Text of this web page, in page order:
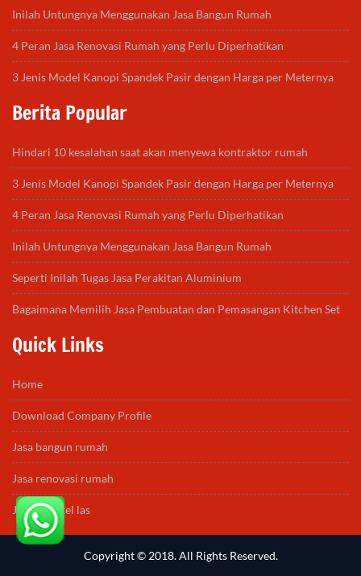
Inilah Untungnya Menggunakan Jasa Bangun Rumah
4 Peran Jasa Renovasi Rumah yang Perlu Diperhatikan
3 Jenis Model Kanopi Spandek Pasir dengan Harga per Meternya
Berita Popular
Hindari 10 kesalahan saat akan menyewa kontraktor rumah
3 Jenis Model Kanopi Spandek Pasir dengan Harga per Meternya
4 Peran Jasa Renovasi Rumah yang Perlu Diperhatikan
Inilah Untungnya Menggunakan Jasa Bangun Rumah
Seperti Inilah Tugas Jasa Perakitan Aluminium
Bagaimana Memilih Jasa Pembuatan dan Pemasangan Kitchen Set
Quick Links
Home
Download Company Profile
Jasa bangun rumah
Jasa renovasi rumah
Jasa bengkel las
Copyright © 2018. All Rights Reserved.